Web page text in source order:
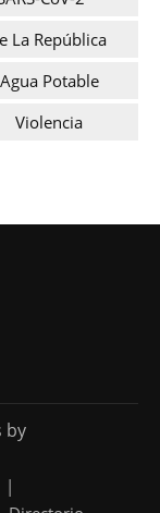
La República
Potable
Violencia
by